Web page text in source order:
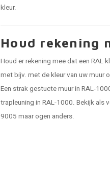
kleur.
Houd rekening
Houd er rekening mee dat een RAL
met bijv. met de kleur van uw muur
Een strak gestucte muur in RAL-
trapleuning in RAL-1000. Bekijk als
9005 maar ogen anders.